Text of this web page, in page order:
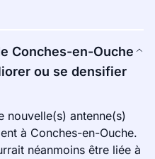
Conches-en-Ouche
ou se densifier
nouvelle(s) antenne(s)
à Conches-en-Ouche.
néanmoins être liée à